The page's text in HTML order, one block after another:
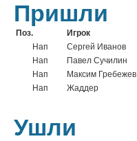
Пришли
Поз. Игрок
Нап
Сергей Иванов
Нап
Павел Сучилин
Нап
Максим Гребежев
Нап
Жаддер
Ушли